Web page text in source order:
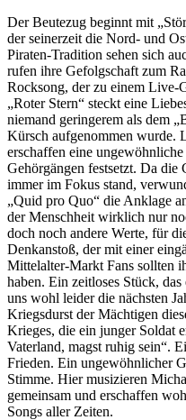
Der Beutezug beginnt mit
der seinerzeit die Nord- und
Piraten-Tradition sehen sich
rufen ihre Gefolgschaft zum
Rocksong, der zu einem Live-
„Roter Stern“ steckt eine
niemand geringerem als dem
Kürsch aufgenommen wurde.
erschaffen eine
Gehörgängen festsetzt. Da
immer im Fokus stand,
„Quid pro Quo“ die Anklage
der Menschheit wirklich nur
doch noch andere Werte, für
Denkanstoß, der mit einer
Mittelalter-Markt Fans sollten
haben. Ein zeitloses Stück,
uns wohl leider die nächsten
Kriegsdurst der Mächtigen
Krieges, die ein junger Soldat
Vaterland, magst ruhig sein“.
Frieden. Ein ungewöhnlicher
Stimme. Hier musizieren
gemeinsam und erschaffen
Songs aller Zeiten.